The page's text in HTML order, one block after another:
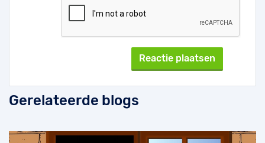
Gerelateerde blogs